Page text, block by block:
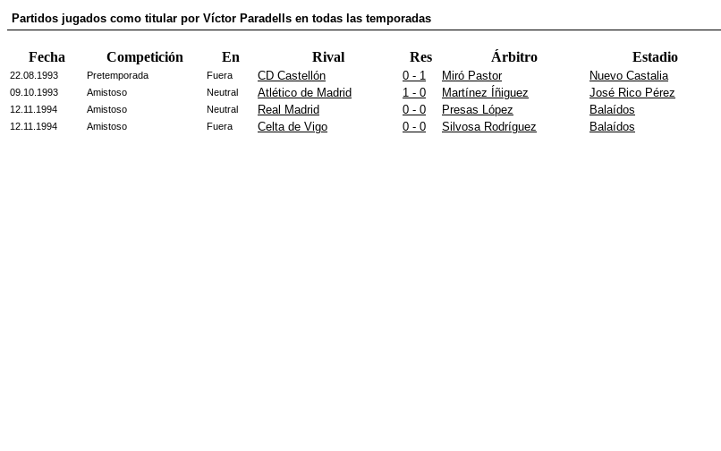
Partidos jugados como titular por Víctor Paradells en todas las temporadas
Fecha Competición En Rival Res Árbitro Estadio
22.08.1993 Pretemporada Fuera CD Castellón 0 - 1 Miró Pastor Nuevo Castalia
09.10.1993 Amistoso Neutral Atlético de Madrid 1 - 0 Martínez Íñiguez José Rico Pérez
12.11.1994 Amistoso Neutral Real Madrid 0 - 0 Presas López Balaídos
12.11.1994 Amistoso Fuera Celta de Vigo 0 - 0 Silvosa Rodríguez Balaídos